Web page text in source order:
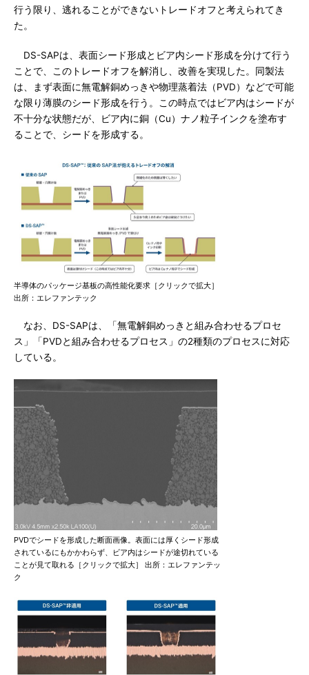
行う限り、逃れることができないトレードオフと考えられてき
た。
DS-SAPは、表面シード形成とビア内シード形成を分けて行う
ことで、このトレードオフを解消し、改善を実現した。同製法
は、まず表面に無電解銅めっきや物理蒸着法（PVD）などで可能
な限り薄膜のシード形成を行う。この時点ではビア内はシードが
不十分な状態だが、ビア内に銅（Cu）ナノ粒子インクを塗布す
ることで、シードを形成する。
半導体のパッケージ基板の高性能化要求［クリックで拡大］
出所：エレファンテック
なお、DS-SAPは、「無電解銅めっきと組み合わせるプロセ
ス」「PVDと組み合わせるプロセス」の2種類のプロセスに対応
している。
PVDでシードを形成した断面画像。表面には厚くシード形成
されているにもかかわらず、ビア内はシードが途切れている
ことが見て取れる［クリックで拡大］ 出所：エレファンテッ
ク